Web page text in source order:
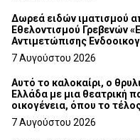
Δωρεά ειδών ιματισμού
Εθελοντισμού Γρεβενών
Αντιμετώπισης
Τμήματος Γρεβενών
7 Αυγούστου 2026
Αυτό το καλοκαίρι, ο
Ελλάδα με μια θεατρική
οικογένεια, όπου
7 Αυγούστου 2026